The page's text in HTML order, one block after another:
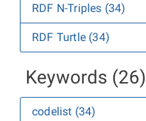
RDF N-Triples (34)
RDF Turtle (34)
Keywords (26)
codelist (34)